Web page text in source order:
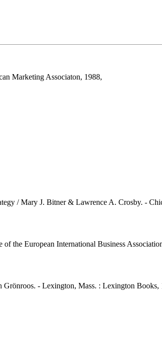
Marketing Associaton, 1988,
/ Mary J. Bitner & Lawrence A. Crosby. -
the European International Business
Grönroos. - Lexington, Mass. : Lexington Books,